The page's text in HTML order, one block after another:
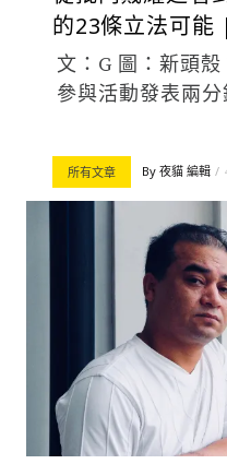
的23條立法可能
文：G 圖：新頭
參與活動發表兩
所有文章 By 夜貓 編輯